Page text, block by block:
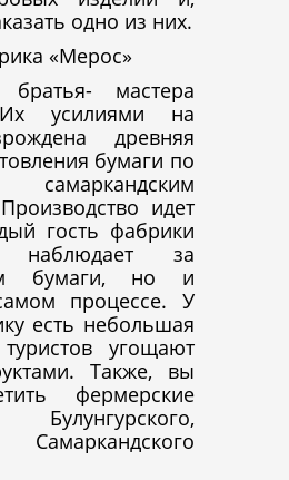
одно из них.
«Мерос»
мастера
усилиями на
древняя
бумаги по
идет
гость фабрики
за
бумаги, но и
процессе. У
есть небольшая
угощают
Также, вы
фермерские
Самаркандского